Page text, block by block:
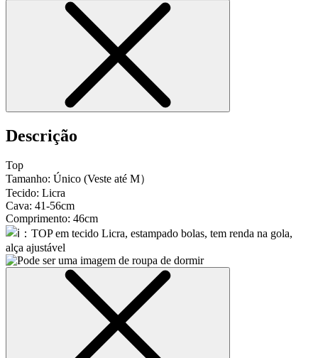
Descrição
Top
Tamanho: Único (Veste até M）
Tecido: Licra
Cava: 41-56cm
Comprimento: 46cm
：TOP em tecido Licra, estampado bolas, tem renda na gola,
alça ajustável